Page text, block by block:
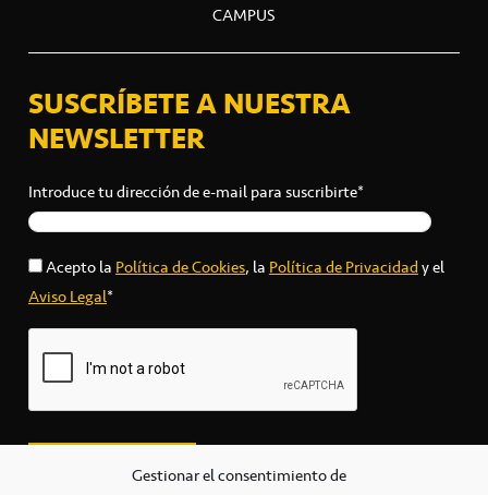
Gestionar el consentimiento de
CAMPUS
SUSCRÍBETE A NUESTRA
NEWSLETTER
Introduce tu dirección de e-mail para suscribirte*
Acepto laPolítica de Cookies, laPolítica de Privacidady el
Aviso Legal*